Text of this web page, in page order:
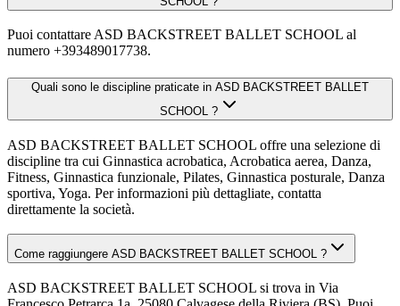
Puoi contattare ASD BACKSTREET BALLET SCHOOL al
numero +393489017738.
Quali sono le discipline praticate in ASD BACKSTREET BALLET
SCHOOL ?
ASD BACKSTREET BALLET SCHOOL offre una selezione di
discipline tra cui Ginnastica acrobatica, Acrobatica aerea, Danza,
Fitness, Ginnastica funzionale, Pilates, Ginnastica posturale, Danza
sportiva, Yoga. Per informazioni più dettagliate, contatta
direttamente la società.
Come raggiungere ASD BACKSTREET BALLET SCHOOL ?
ASD BACKSTREET BALLET SCHOOL si trova in Via